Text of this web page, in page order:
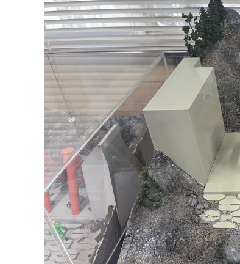
土木部門
建築部門
融雪部門
アグリ事業
採用情報
採用メッセ
野本組紹介